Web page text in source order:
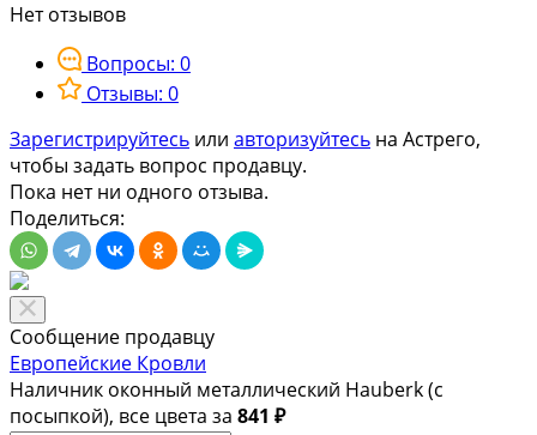
Нет отзывов
Вопросы: 0
Отзывы: 0
Зарегистрируйтесь или авторизуйтесь на Астрего,
чтобы задать вопрос продавцу.
Пока нет ни одного отзыва.
Поделиться:
Сообщение продавцу
Европейские Кровли
Наличник оконный металлический Hauberk (с
посыпкой), все цвета за 841 ₽